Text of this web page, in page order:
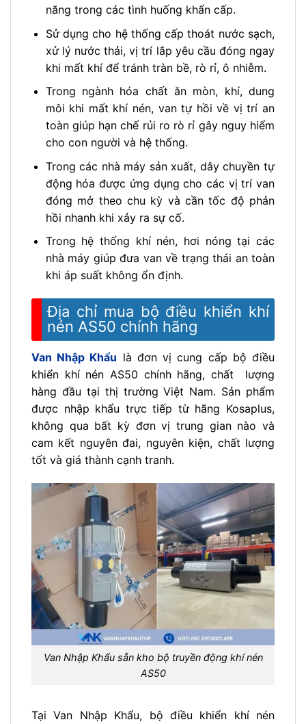
năng trong các tình huống khẩn cấp.
Sử dụng cho hệ thống cấp thoát nước sạch,
xử lý nước thải, vị trí lắp yêu cầu đóng ngay
khi mất khí để tránh tràn bề, rò rỉ, ô nhiễm.
Trong ngành hóa chất ăn mòn, khí, dung
môi khi mất khí nén, van tự hồi về vị trí an
toàn giúp hạn chế rủi ro rò rỉ gây nguy hiểm
cho con người và hệ thống.
Trong các nhà máy sản xuất, dây chuyền tự
động hóa được ứng dụng cho các vị trí van
đóng mở theo chu kỳ và cần tốc độ phản
hồi nhanh khi xảy ra sự cố.
Trong hệ thống khí nén, hơi nóng tại các
nhà máy giúp đưa van về trạng thái an toàn
khi áp suất không ổn định.
Địa chỉ mua bộ điều khiển khí
nén AS50 chính hãng
Van Nhập Khẩu là đơn vị cung cấp bộ điều
khiển khí nén AS50 chính hãng, chất lượng
hàng đầu tại thị trường Việt Nam. Sản phẩm
được nhập khẩu trực tiếp từ hãng Kosaplus,
không qua bất kỳ đơn vị trung gian nào và
cam kết nguyên đai, nguyên kiện, chất lượng
tốt và giá thành cạnh tranh.
Van Nhập Khẩu sẵn kho bộ truyền động khí nén
AS50
Tại Van Nhập Khẩu, bộ điều khiển khí nén